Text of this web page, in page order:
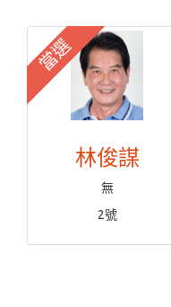
當選
林俊謀
無
2號